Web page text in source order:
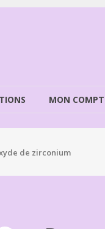
MON
de zirconium